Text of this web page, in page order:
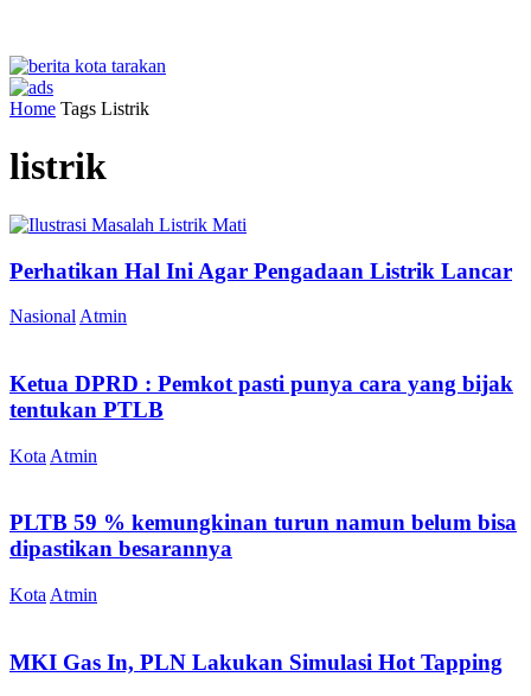
Home Tags Listrik
listrik
Perhatikan Hal Ini Agar Pengadaan Listrik Lancar
Nasional Atmin
Ketua DPRD : Pemkot pasti punya cara yang bijak
tentukan PTLB
Kota Atmin
PLTB 59 % kemungkinan turun namun belum bisa
dipastikan besarannya
Kota Atmin
MKI Gas In, PLN Lakukan Simulasi Hot Tapping